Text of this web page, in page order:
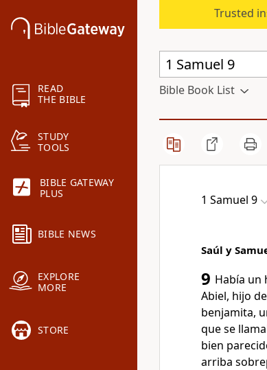
READ
THE BIBLE
STUDY
TOOLS
BIBLE GATEWAY
PLUS
BIBLE NEWS
EXPLORE
MORE
STORE
Trusted
Bible Book List
1 Samuel 9
Saúl y
9 Había un
Abiel, hijo
benjamita,
que se
bien
arriba